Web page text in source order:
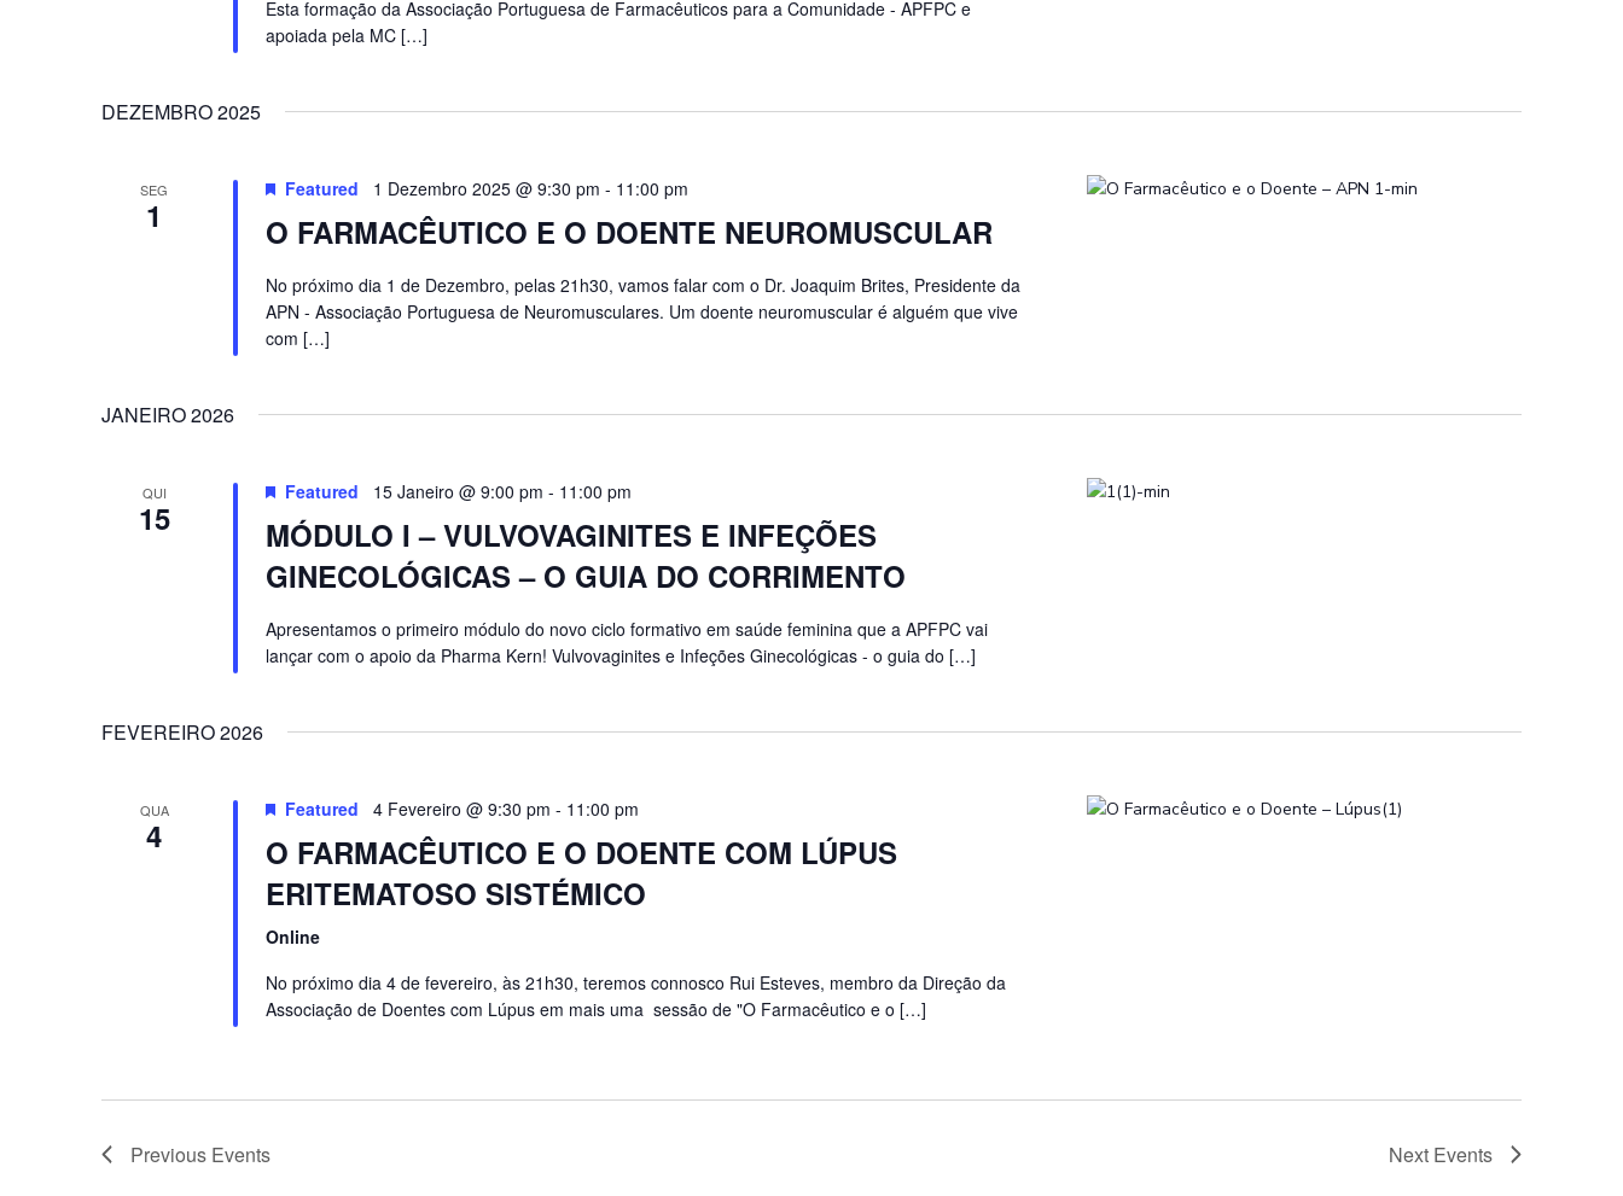
Esta formação da Associação Portuguesa de Farmacêuticos para a Comunidade - APFPC e
apoiada pela MC […]
DEZEMBRO 2025
SEG
1
Featured 1 Dezembro 2025 @ 9:30 pm - 11:00 pm
O FARMACÊUTICO E O DOENTE NEUROMUSCULAR
No próximo dia 1 de Dezembro, pelas 21h30, vamos falar com o Dr. Joaquim Brites, Presidente da
APN - Associação Portuguesa de Neuromusculares. Um doente neuromuscular é alguém que vive
com […]
JANEIRO 2026
QUI
15
Featured 15 Janeiro @ 9:00 pm - 11:00 pm
MÓDULO I – VULVOVAGINITES E INFEÇÕES
GINECOLÓGICAS – O GUIA DO CORRIMENTO
Apresentamos o primeiro módulo do novo ciclo formativo em saúde feminina que a APFPC vai
lançar com o apoio da Pharma Kern! Vulvovaginites e Infeções Ginecológicas - o guia do […]
FEVEREIRO 2026
QUA
4
Featured 4 Fevereiro @ 9:30 pm - 11:00 pm
O FARMACÊUTICO E O DOENTE COM LÚPUS
ERITEMATOSO SISTÉMICO
Online
No próximo dia 4 de fevereiro, às 21h30, teremos connosco Rui Esteves, membro da Direção da
Associação de Doentes com Lúpus em mais uma sessão de "O Farmacêutico e o […]
Previous Events Next Events